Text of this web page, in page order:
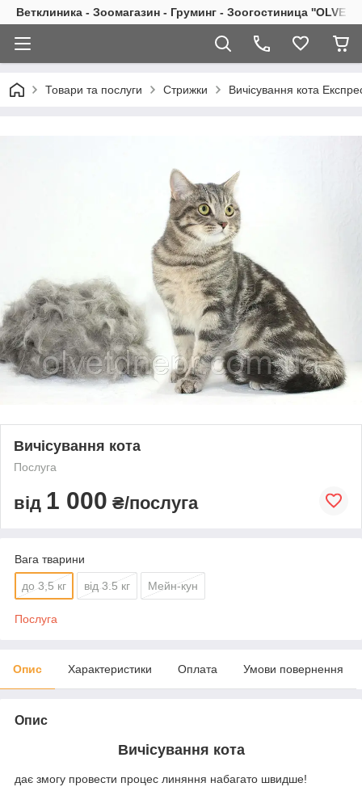
Ветклиника - Зоомагазин - Груминг - Зоогостиница ''OLVET''
Товари та послуги Стрижки Вичісування кота
Вичісування кота
Послуга
від 1 000 ₴/послуга
Вага тварини
до 3,5 кг від 3.5 кг Мейн-кун
Послуга
Опис Характеристики Оплата Умови повернення
Опис
Вичісування кота
дає змогу провести процес линяння набагато швидше!